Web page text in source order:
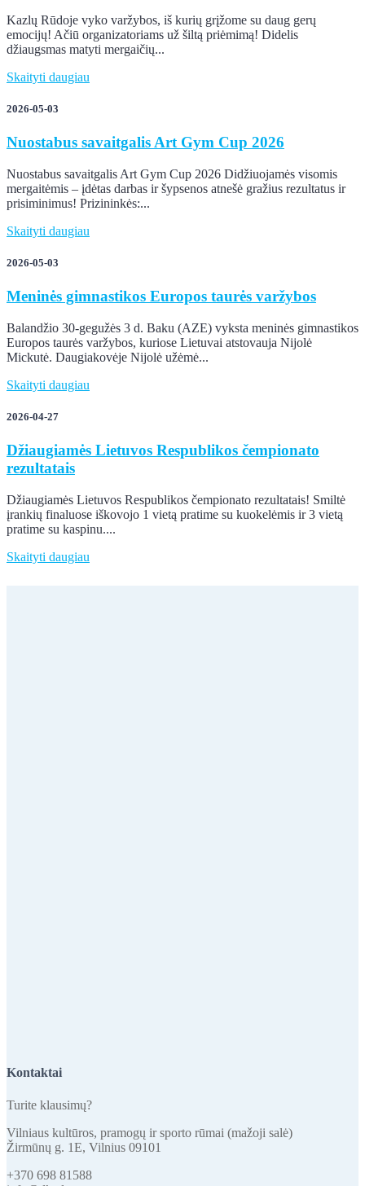
Kazlų Rūdoje vyko varžybos, iš kurių grįžome su daug gerų
emocijų! Ačiū organizatoriams už šiltą priėmimą! Didelis
džiaugsmas matyti mergaičių...
Skaityti daugiau
2026-05-03
Nuostabus savaitgalis Art Gym Cup 2026
Nuostabus savaitgalis Art Gym Cup 2026 Didžiuojamės visomis
mergaitėmis – įdėtas darbas ir šypsenos atnešė gražius rezultatus ir
prisiminimus! Prizininkės:...
Skaityti daugiau
2026-05-03
Meninės gimnastikos Europos taurės varžybos
Balandžio 30-gegužės 3 d. Baku (AZE) vyksta meninės gimnastikos
Europos taurės varžybos, kuriose Lietuvai atstovauja Nijolė
Mickutė. Daugiakovėje Nijolė užėmė...
Skaityti daugiau
2026-04-27
Džiaugiamės Lietuvos Respublikos čempionato
rezultatais
Džiaugiamės Lietuvos Respublikos čempionato rezultatais! Smiltė
įrankių finaluose iškovojo 1 vietą pratime su kuokelėmis ir 3 vietą
pratime su kaspinu....
Skaityti daugiau
Kontaktai
Turite klausimų?
Vilniaus kultūros, pramogų ir sporto rūmai (mažoji salė)
Žirmūnų g. 1E, Vilnius 09101
+370 698 81588